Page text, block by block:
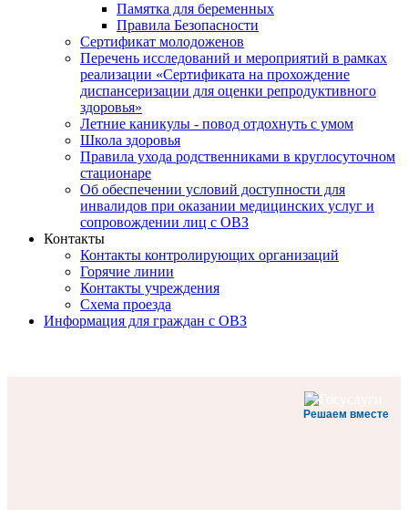
Памятка для беременных
Правила Безопасности
Сертификат молодоженов
Перечень исследований и мероприятий в рамках
реализации «Сертификата на прохождение
диспансеризации для оценки репродуктивного
здоровья»
Летние каникулы - повод отдохнуть с умом
Школа здоровья
Правила ухода родственниками в круглосуточном
стационаре
Об обеспечении условий доступности для
инвалидов при оказании медицинских услуг и
сопровождении лиц с ОВЗ
Контакты
Контакты контролирующих организаций
Горячие линии
Контакты учреждения
Схема проезда
Информация для граждан с ОВЗ
Решаем вместе